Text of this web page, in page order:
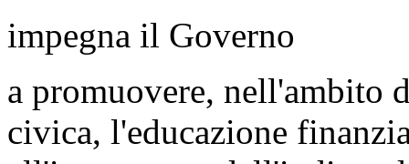
impegna il Governo
a promuovere, nell'ambito
civica, l'educazione